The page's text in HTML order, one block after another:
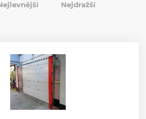
Nejdražší